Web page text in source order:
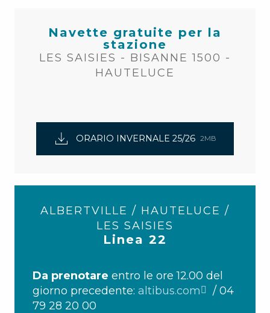
Navette gratuite per la
stazione
LES SAISIES - BISANNE 1500 -
HAUTELUCE
ORARIO INVERNALE 25/26 2MB
ALBERTVILLE / HAUTELUCE /
LES SAISIES
Linea 22
Da prenotare entro le ore 12.00 del
giorno precedente: altibus.com
/ 04
79 28 20 00